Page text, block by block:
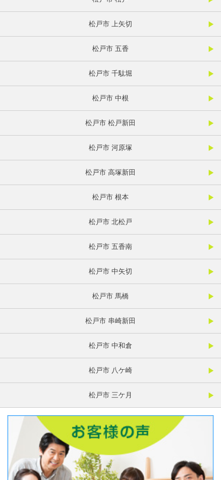
松戸市 上矢切
松戸市 五香
松戸市 千駄堀
松戸市 中根
松戸市 松戸新田
松戸市 河原塚
松戸市 高塚新田
松戸市 根本
松戸市 北松戸
松戸市 五香南
松戸市 中矢切
松戸市 馬橋
松戸市 串崎新田
松戸市 中和倉
松戸市 八ケ崎
松戸市 三ケ月